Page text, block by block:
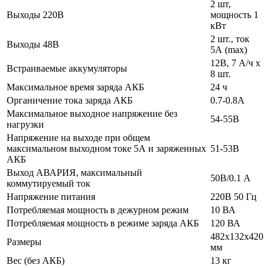
Выходы 220В
2 шт,
мощность 1
кВт
Выходы 48В
2 шт., ток
5А (max)
Встраиваемые аккумуляторы
12В, 7 А/ч х
8 шт.
Максимальное время заряда АКБ
24 ч
Органичение тока заряда АКБ
0.7-0.8А
Максимальное выходное напряжение без
нагрузки
54-55В
Напряжение на выходе при общем
максимальном выходном токе 5А и заряженных
АКБ
51-53В
Выход АВАРИЯ, максимальный
коммутируемый ток
50В/0.1 А
Напряжение питания
220В 50 Гц
Потребляемая мощность в дежурном режим
10 ВА
Потребляемая мощность в режиме заряда АКБ
120 ВА
Размеры
482х132х420
мм
Вес (без АКБ)
13 кг